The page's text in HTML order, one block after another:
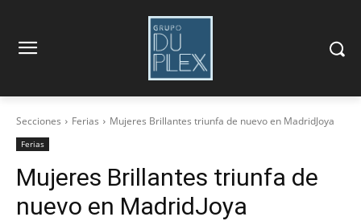
Secciones Ferias Mujeres Brillantes triunfa de nuevo en MadridJoya
Ferias
Mujeres Brillantes triunfa de
nuevo en MadridJoya